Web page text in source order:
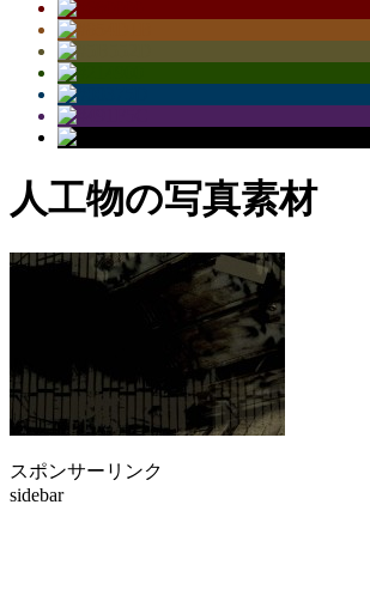
人工物の写真素材
スポンサーリンク
sidebar